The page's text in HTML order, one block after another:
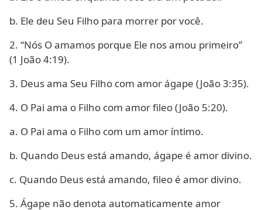
b. Ele deu Seu Filho para morrer por você.
2. “Nós O amamos porque Ele nos amou primeiro”
(1 João 4:19).
3. Deus ama Seu Filho com amor ágape (João 3:35).
4. O Pai ama o Filho com amor fileo (João 5:20).
a. O Pai ama o Filho com um amor íntimo.
b. Quando Deus está amando, ágape é amor divino.
c. Quando Deus está amando, fileo é amor divino.
5. Ágape não denota automaticamente amor